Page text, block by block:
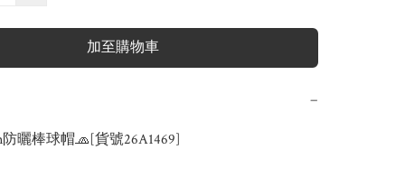
加至購物車
−
曬棒球帽🧢[貨號26A1469]